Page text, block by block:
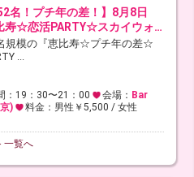
名！プチ年の差！】8月8日
寿☆恋活PARTY☆スカイウォ…
規模の『恵比寿☆プチ年の差☆
...
：19：30〜21：00 会場： Bar
)
料金：男性￥5,500 / 女性
覧へ